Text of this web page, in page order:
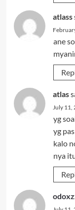
atlass
ane
atlas
July 11,
yg
yg
kalo
nya